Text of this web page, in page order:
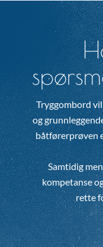
Tryggombord
og
båtførerprøven
Samtidig
kompetanse
rette